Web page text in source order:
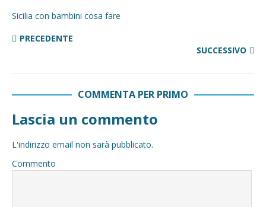
Sicilia con bambini cosa fare
PRECEDENTE
SUCCESSIVO
COMMENTA PER PRIMO
Lascia un commento
L'indirizzo email non sarà pubblicato.
Commento